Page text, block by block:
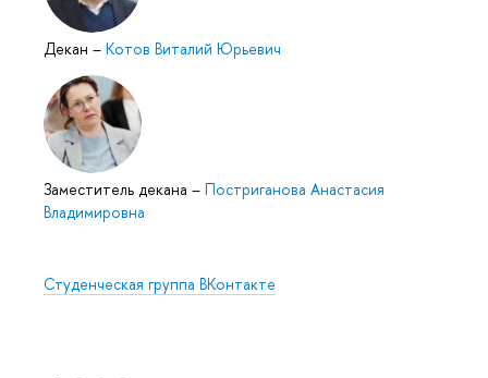
Декан – Котов Виталий Юрьевич
Заместитель декана – Постриганова Анастасия
Владимировна
Студенческая группа ВКонтакте